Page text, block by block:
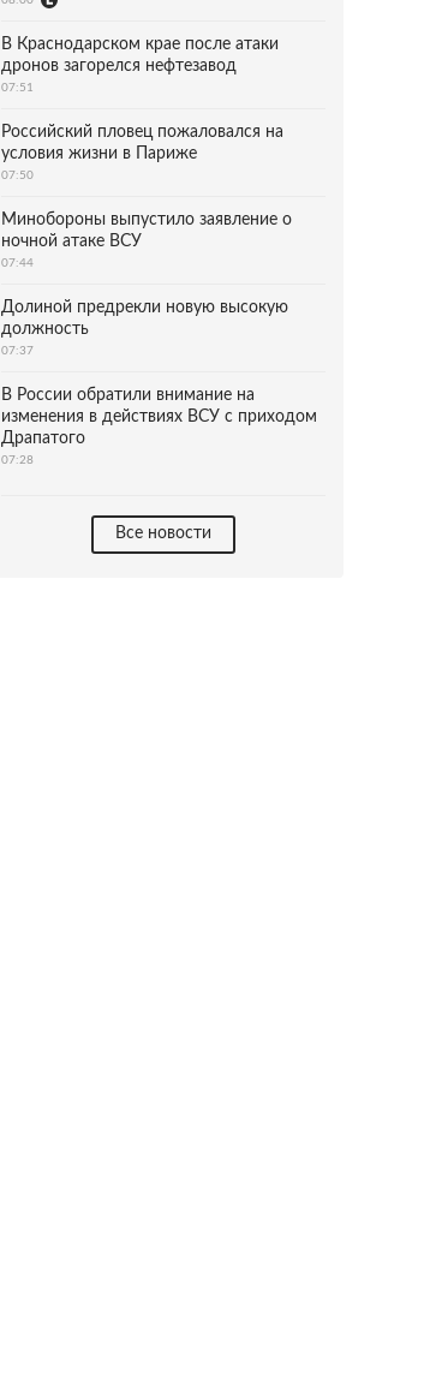
В Краснодарском крае после атаки
дронов загорелся нефтезавод
07:51
Российский пловец пожаловался на
условия жизни в Париже
07:50
Минобороны выпустило заявление о
ночной атаке ВСУ
07:44
Долиной предрекли новую высокую
должность
07:37
В России обратили внимание на
изменения в действиях ВСУ с приходом
Драпатого
07:28
Все новости